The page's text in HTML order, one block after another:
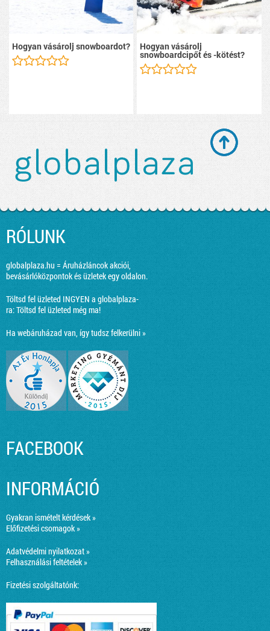
Hogyan vásárolj snowboardot? Hogyan vásárolj
snowboardcipőt és -kötést?
RÓLUNK
globalplaza.hu = Áruházláncok akciói,
bevásárlóközpontok és üzletek egy oldalon.
Töltsd fel üzleted INGYEN a globalplaza-
ra:Töltsd fel üzleted még ma!
Ha webáruházad van, így tudsz felkerülni »
FACEBOOK
INFORMÁCIÓ
Gyakran ismételt kérdések »
Előfizetési csomagok »
Adatvédelmi nyilatkozat »
Felhasználási feltételek »
Fizetési szolgáltatónk: